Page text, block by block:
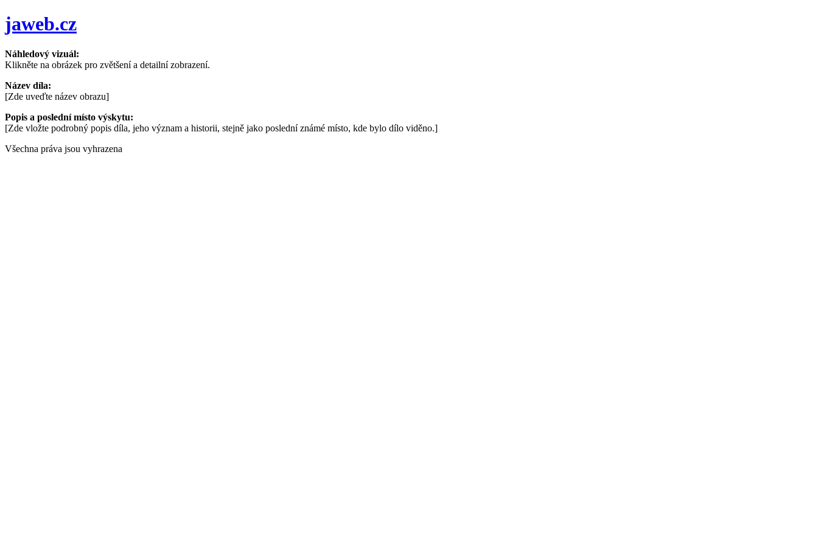
Přejít
jaweb.cz
Náhledový vizuál:
Klikněte na obrázek pro zvětšení a detailní zobrazení.
Název díla:
[Zde uveďte název obrazu]
Popis a poslední místo výskytu:
[Zde vložte podrobný popis díla, jeho význam a historii, stejně jako poslední známé místo, kde bylo dílo viděno.]
Všechna práva jsou vyhrazena